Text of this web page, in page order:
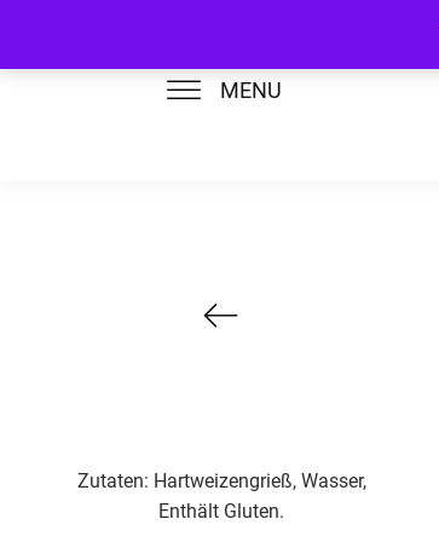
MENU
Zutaten: Hartweizengrieß, Wasser,
Enthält Gluten.